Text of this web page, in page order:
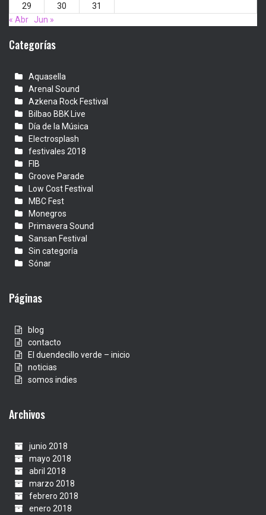
29
30
31
« Abr Jun »
Categorías
Aquasella
Arenal Sound
Azkena Rock Festival
Bilbao BBK Live
Día de la Música
Electrosplash
festivales 2018
FIB
Groove Parade
Low Cost Festival
MBC Fest
Monegros
Primavera Sound
Sansan Festival
Sin categoría
Sónar
Páginas
blog
contacto
El duendecillo verde – inicio
noticias
somos indies
Archivos
junio 2018
mayo 2018
abril 2018
marzo 2018
febrero 2018
enero 2018